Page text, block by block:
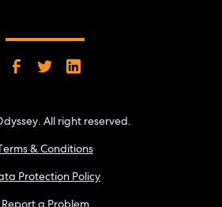
All right reserved.
& Conditions
Protection Policy
Report a Problem